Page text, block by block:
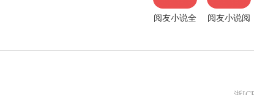
阅友小说全 阅友小说阅